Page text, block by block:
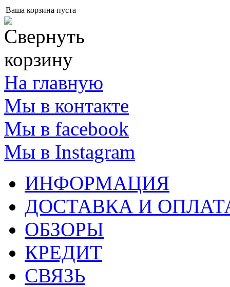
Ваша корзина пуста
На главную
Мы в контакте
Мы в facebook
Мы в Instagram
ИНФОРМАЦИЯ
ДОСТАВКА И
ОБЗОРЫ
КРЕДИТ
СВЯЗЬ